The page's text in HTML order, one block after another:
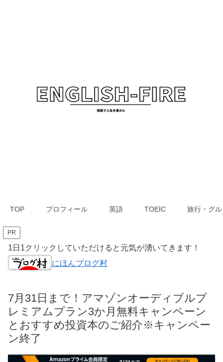
TOP プロフィール 英語 TOEIC 旅行・グ
PR
1日1クリックしていただけると元気が湧いてきます！
にほんブログ村
7月31日まで！アマゾンオーディブルプ
レミアムプラン3か月無料キャンペーン
とおすすめ投資本のご紹介※キャンペー
ン終了